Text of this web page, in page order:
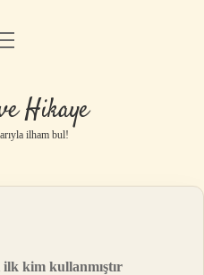
Uyarı
Hikaye
ilham bul!
kim kullanmıştır